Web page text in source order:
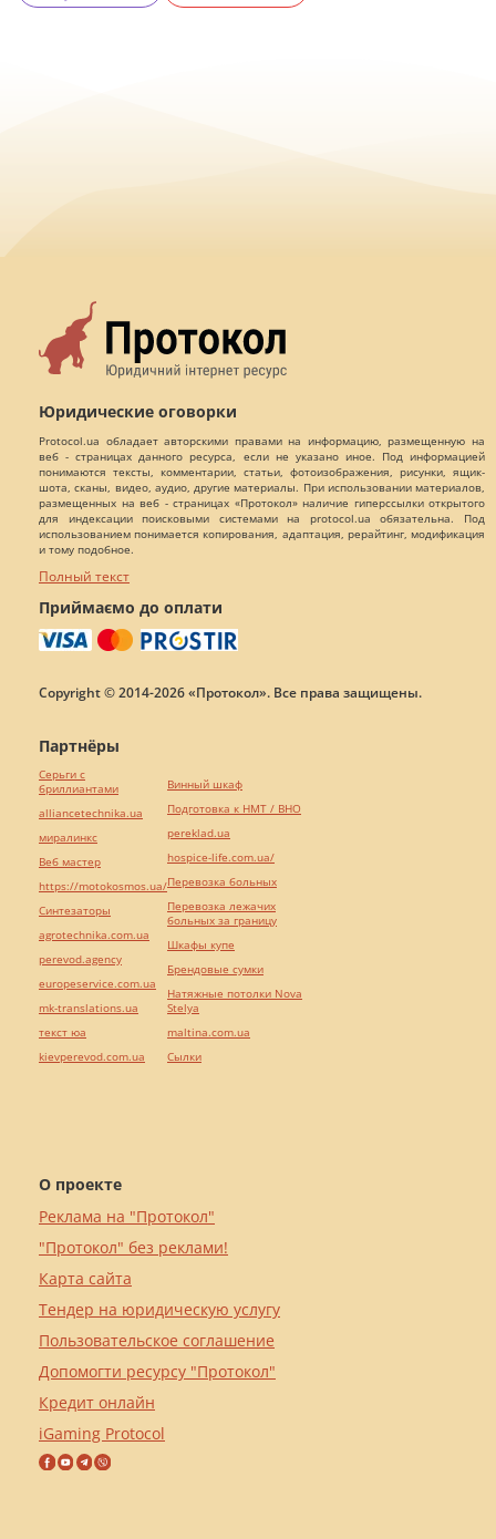
Юридические оговорки
Protocol.ua обладает авторскими правами на информацию, размещенную на
веб - страницах данного ресурса, если не указано иное. Под информацией
понимаются тексты, комментарии, статьи, фотоизображения, рисунки, ящик-
шота, сканы, видео, аудио, другие материалы. При использовании материалов,
размещенных на веб - страницах «Протокол» наличие гиперссылки открытого
для индексации поисковыми системами на protocol.ua обязательна. Под
использованием понимается копирования, адаптация, рерайтинг, модификация
и тому подобное.
Полный текст
Приймаємо до оплати
Copyright © 2014-2026 «Протокол». Все права защищены.
О проекте
Реклама на "Протокол"
"Протокол" без реклами!
Карта сайта
Тендер на юридическую услугу
Пользовательское соглашение
Допомогти ресурсу "Протокол"
Кредит онлайн
iGaming Protocol
Партнёры
Серьги с
бриллиантами
alliancetechnika.ua
миралинкс
Веб мастер
https://motokosmos.ua/
Синтезаторы
agrotechnika.com.ua
perevod.agency
europeservice.com.ua
mk-translations.ua
текст юа
kievperevod.com.ua
Винный шкаф
Подготовка к НМТ / ВНО
pereklad.ua
hospice-life.com.ua/
Перевозка больных
Перевозка лежачих
больных за границу
Шкафы купе
Брендовые сумки
Натяжные потолки Nova
Stelya
maltina.com.ua
Cылки